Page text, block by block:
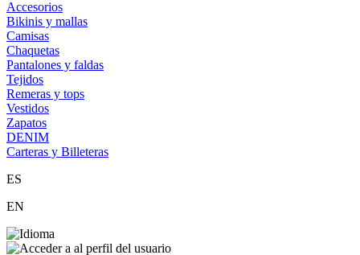
Accesorios
Bikinis y mallas
Camisas
Chaquetas
Pantalones y faldas
Tejidos
Remeras y tops
Vestidos
Zapatos
DENIM
Carteras y Billeteras
ES
EN